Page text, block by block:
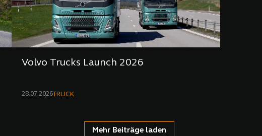
Volvo Trucks Launch 2026
28.07.2026 TRUCK
Mehr Beiträge laden